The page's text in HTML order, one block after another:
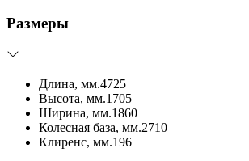
Размеры
Длина, мм.4725
Высота, мм.1705
Ширина, мм.1860
Колесная база, мм.2710
Клиренс, мм.196